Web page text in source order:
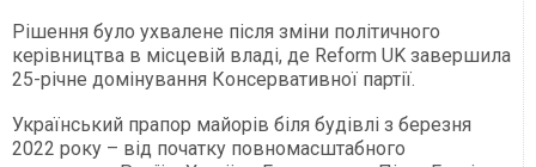
Рішення було ухвалене після зміни політичного
керівництва в місцевій владі, де Reform UK завершила
25-річне домінування Консервативної партії.
Український прапор майорів біля будівлі з березня
2022 року – від початку повномасштабного